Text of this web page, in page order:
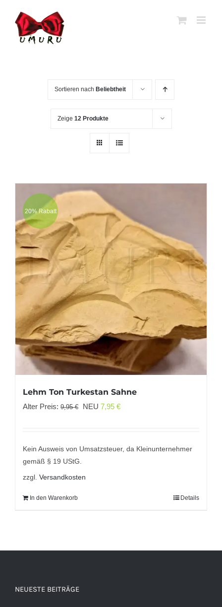
Inhalt
springen
Sortieren nach Beliebtheit
Zeige 12 Produkte
20% Rabatt
Lehm Ton Turkestan Sahne
Alter Preis: 9,95€
Ursprünglicher
9,95 €
NEU 7,95 €Aktueller
7,95 €.
Kein Ausweis von Umsatzsteuer, da Kleinunternehmer
gemäß § 19 UStG.
zzgl. Versandkosten
In den Warenkorb Details
NEUESTE BEITRÄGE